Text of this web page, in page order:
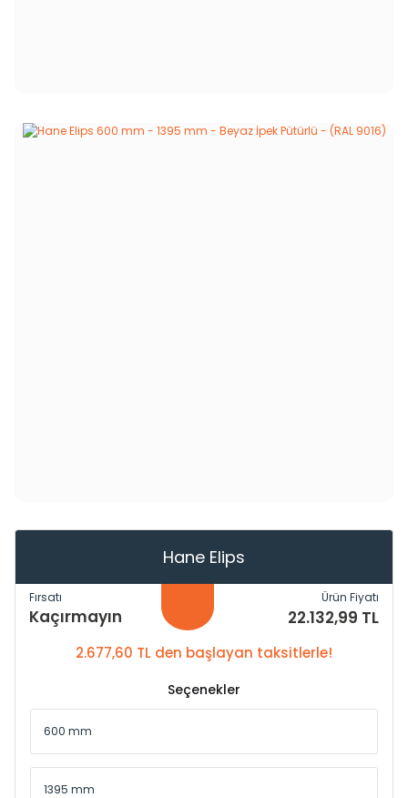
Hane Elips
Fırsatı
Kaçırmayın
Ürün Fiyatı
22.132,99 TL
2.677,60 TL den başlayan taksitlerle!
Seçenekler